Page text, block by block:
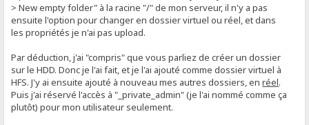
> New empty folder" à la racine "/" de mon serveur, il n'y a pas
ensuite l'option pour changer en dossier virtuel ou réel, et dans
les propriétés je n'ai pas upload.
Par déduction, j'ai "compris" que vous parliez de créer un dossier
sur le HDD. Donc je l'ai fait, et je l'ai ajouté comme dossier virtuel à
HFS. J'y ai ensuite ajouté à nouveau mes autres dossiers, enréel.
Puis j'ai réservé l'accès à "_private_admin" (je l'ai nommé comme ça
plutôt) pour mon utilisateur seulement.